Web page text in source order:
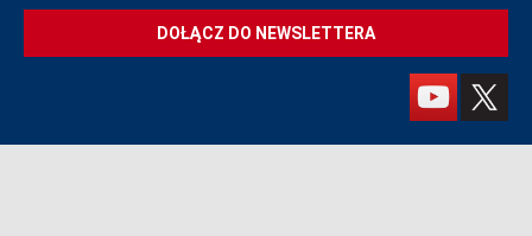
DOŁĄCZ DO NEWSLETTERA